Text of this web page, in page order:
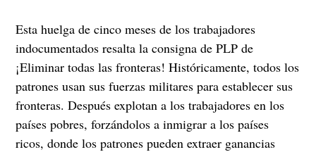
Esta huelga de cinco meses de los trabajadores
indocumentados resalta la consigna de PLP de
¡Eliminar todas las fronteras! Históricamente, todos los
patrones usan sus fuerzas militares para establecer sus
fronteras. Después explotan a los trabajadores en los
países pobres, forzándolos a inmigrar a los países
ricos, donde los patrones pueden extraer ganancias